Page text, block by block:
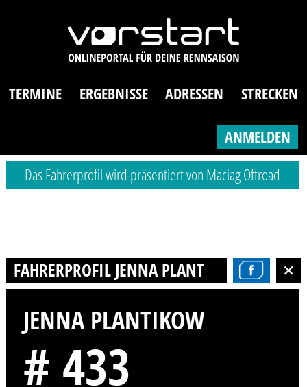
TERMINE ERGEBNISSE ADRESSEN STRECKEN
ANMELDEN
Das Fahrerprofil wird präsentiert von Maciag Offroad
FAHRERPROFIL JENNA PLANTIKOW
JENNA PLANTIKOW
# 433